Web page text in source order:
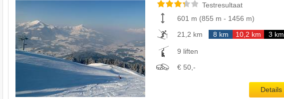
Testresultaat
601 m (855 m - 1456 m)
21,2 km
8 km 10,2 km 3 km
9 liften
€ 50,-
Details